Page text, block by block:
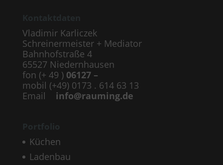
Vladimir Karliczek
Schreinermeister + Mediator
Bahnhofstraße 4
65527 Niedernhausen
fon (+ 49 ) 06127 –
mobil (+49) 0173 . 614 63 13
Email info@rauming.de
Küchen
Ladenbau